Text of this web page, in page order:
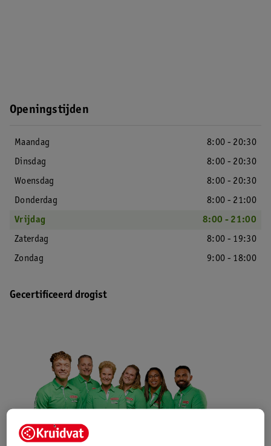
Openingstijden
Maandag
8:00 - 20:30
Dinsdag
8:00 - 20:30
Woensdag
8:00 - 20:30
Donderdag
8:00 - 21:00
Vrijdag
8:00 - 21:00
Zaterdag
8:00 - 19:30
Zondag
9:00 - 18:00
Gecertificeerd drogist